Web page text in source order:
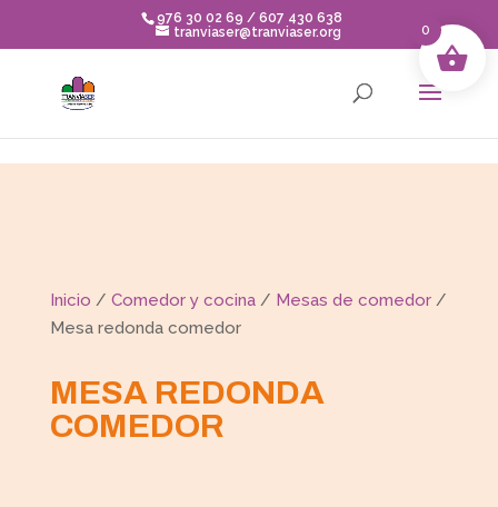
976 30 02 69 / 607 430 638
tranviaser@tranviaser.org
Inicio / Comedor y cocina/ Mesas de comedor/
Mesa redonda comedor
MESA REDONDA
COMEDOR
0